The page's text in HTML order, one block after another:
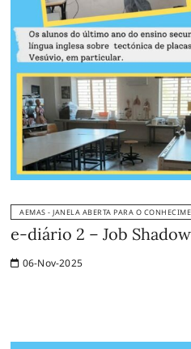
AEMAS - JANELA ABERTA PARA O
e-diário 2 – Job
06-Nov-2025